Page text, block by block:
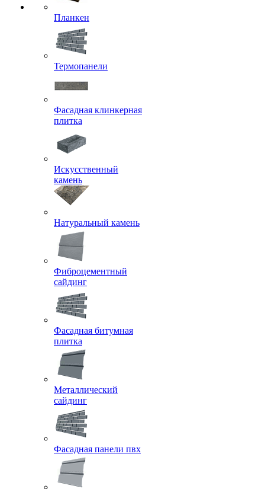
Планкен
Термопанели
Фасадная клинкерная
плитка
Искусственный
камень
Натуральный камень
Фиброцементный
сайдинг
Фасадная битумная
плитка
Металлический
сайдинг
Фасадная панели пвх